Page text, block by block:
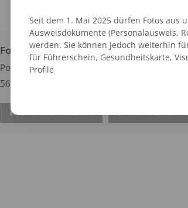
Fotofix Automat Westerburg Kaufland
Poststr. 7
56457 Westerburg
EINTRAG ANSEHEN AUF DER
Seit dem 1. Mai 2025 dürfen Fotos aus
Ausweisdokumente (Personalausweis,
werden. Sie können jedoch weiterhin
für Führerschein, Gesundheitskarte,
Profile